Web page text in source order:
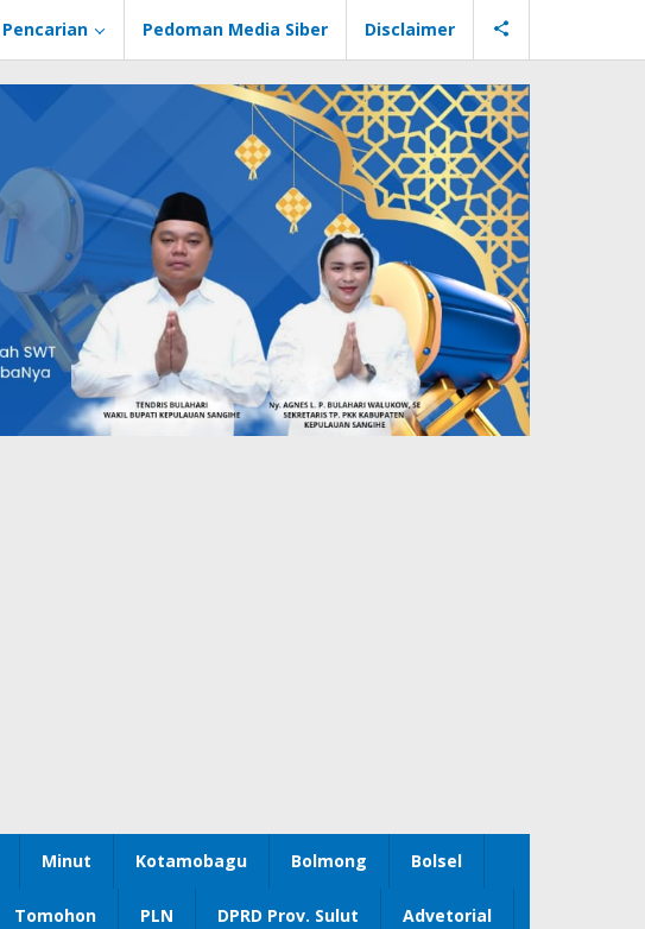
Pencarian Pedoman Media Siber Disclaimer
Minut Kotamobagu Bolmong Bolsel
Tomohon PLN DPRD Prov. Sulut Advetorial